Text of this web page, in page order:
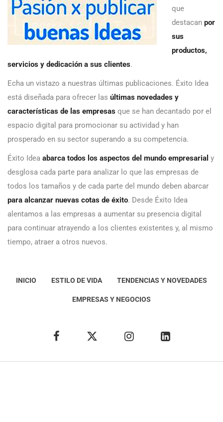
que
destacan por
sus
productos,
servicios y dedicación a sus clientes.
Echa un vistazo a nuestras últimas publicaciones. Éxito Idea
está diseñada para ofrecer las últimas novedades y
características de las empresas que se han decantado por el
espacio digital para promocionar su actividad y han
prosperado en su sector superando a su competencia.
Éxito Idea abarca todos los aspectos del mundo empresarial y
desglosa cada parte para analizar lo que las empresas de
todos los tamaños y de cada parte del mundo deben abarcar
para alcanzar nuevas cotas de éxito. Desde Éxito Idea
alentamos a las empresas a aumentar su presencia digital
para continuar atrayendo a los clientes existentes y, al mismo
tiempo, atraer a otros nuevos.
INICIO ESTILO DE VIDA TENDENCIAS Y NOVEDADES
EMPRESAS Y NEGOCIOS